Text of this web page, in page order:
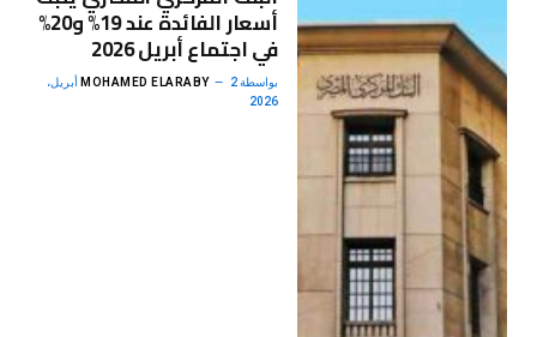
أسعار الفائدة عند 19% و20%
في اجتماع أبريل 2026
بواسطة MOHAMED ELARABY 2 أبريل،
2026